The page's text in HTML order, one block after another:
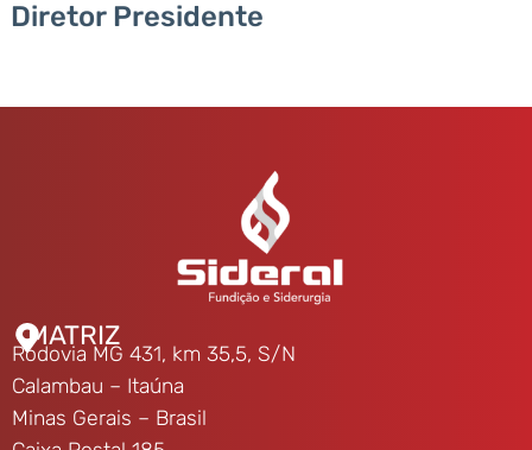
Diretor Presidente
MATRIZ
Rodovia MG 431, km 35,5, S/N
Calambau – Itaúna
Minas Gerais – Brasil